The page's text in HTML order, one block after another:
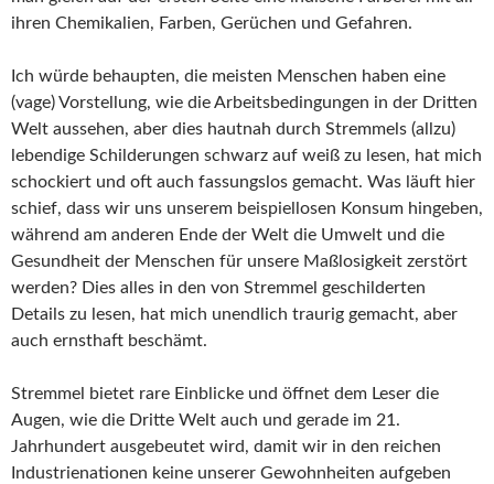
ihren Chemikalien, Farben, Gerüchen und Gefahren.
Ich würde behaupten, die meisten Menschen haben eine
(vage) Vorstellung, wie die Arbeitsbedingungen in der Dritten
Welt aussehen, aber dies hautnah durch Stremmels (allzu)
lebendige Schilderungen schwarz auf weiß zu lesen, hat mich
schockiert und oft auch fassungslos gemacht. Was läuft hier
schief, dass wir uns unserem beispiellosen Konsum hingeben,
während am anderen Ende der Welt die Umwelt und die
Gesundheit der Menschen für unsere Maßlosigkeit zerstört
werden? Dies alles in den von Stremmel geschilderten
Details zu lesen, hat mich unendlich traurig gemacht, aber
auch ernsthaft beschämt.
Stremmel bietet rare Einblicke und öffnet dem Leser die
Augen, wie die Dritte Welt auch und gerade im 21.
Jahrhundert ausgebeutet wird, damit wir in den reichen
Industrienationen keine unserer Gewohnheiten aufgeben